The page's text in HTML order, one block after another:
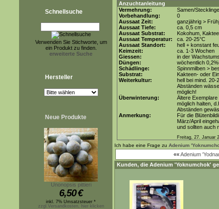
Schnellsuche
Verwenden Sie Stichworte, um
ein Produkt zu finden.
erweiterte Suche
Hersteller
Neue Produkte
Unonopsis pittieri
6,50€
inkl. 7% Umsatzsteuer *
zzgl.Versandkosten, hier klicken
Anzuchtanleitung
Vermehrung:
Samen/
Vorbehandlung:
0
Aussaat Zeit:
ganzjährig >
Aussaat Tiefe:
ca. 0,5 cm
Aussaat Substrat:
Kokohum,
Aussaat Temperatur:
ca. 20-25°C
Aussaat Standort:
hell + konstant
Keimzeit:
ca. 1-3 Wochen
Giessen:
in der
Düngen:
wöchentlich
Schädlinge:
Spinnmilben >
Substrat:
Kakteen- oder
Weiterkultur:
hell bei mind. 20-
Abständen
möglich!
Überwinterung:
Ältere
möglich halten,
Abständen
Anmerkung:
Für die
März/April
und sollten auch
Freitag, 27. Januar
Ich habe eine Frage zu Adenium
««Adenium
Kunden, die Adenium 'Yoknumchok'